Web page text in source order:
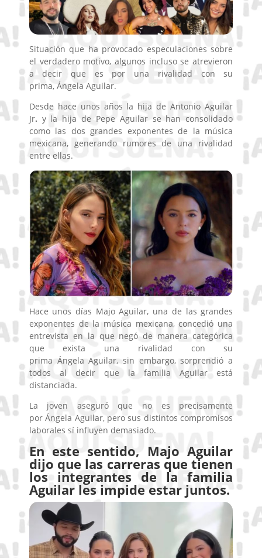
Situación que ha provocado especulaciones sobre
el verdadero motivo, algunos incluso se atrevieron
a decir que es por una rivalidad con su
prima, Ángela Aguilar.
Desde hace unos años la hija de Antonio Aguilar
Jr. y la hija de Pepe Aguilar se han consolidado
como las dos grandes exponentes de la música
mexicana, generando rumores de una rivalidad
entre ellas.
Hace unos días Majo Aguilar, una de las grandes
exponentes de la música mexicana, concedió una
entrevista en la que negó de manera categórica
que exista una rivalidad con su
prima Ángela Aguilar, sin embargo, sorprendió a
todos al decir que la familia Aguilar está
distanciada.
La joven aseguró que no es precisamente
por Ángela Aguilar, pero sus distintos compromisos
laborales sí influyen demasiado.
En este sentido, Majo Aguilar
dijo que las carreras que tienen
los integrantes de la familia
Aguilar les impide estar juntos.